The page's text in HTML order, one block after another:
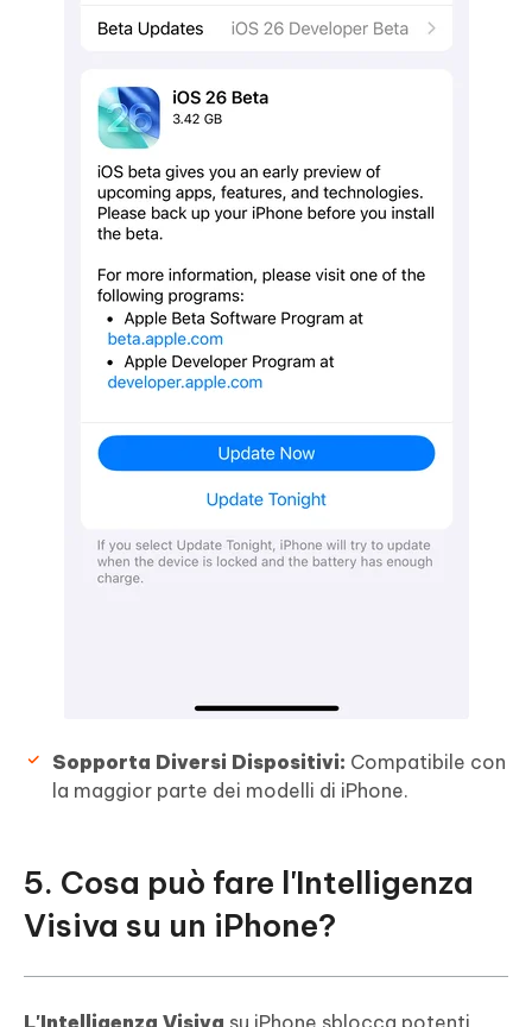
Sopporta Diversi Dispositivi: Compatibile con
la maggior parte dei modelli di iPhone.
5. Cosa può fare l'Intelligenza
Visiva su un iPhone?